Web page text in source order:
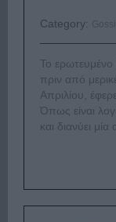
Category:
Το ερωτευμένο
πριν από
Απριλίου,
Όπως είναι
και διανύει